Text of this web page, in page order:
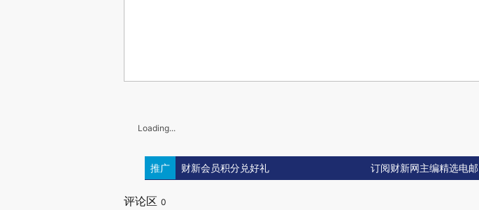
Loading...
推广 财新会员积分兑好礼 订阅财新网主编精选电邮
评论区 0